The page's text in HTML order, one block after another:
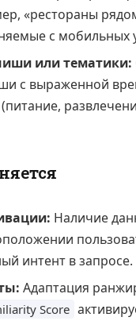
«рестораны
с мобильных
или тематики:
с выраженной
Наличие
интент в запросе.
Адаптация
Score